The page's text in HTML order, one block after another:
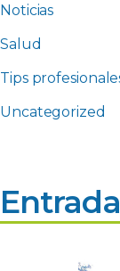
Noticias
Salud
Tips
Uncategorized